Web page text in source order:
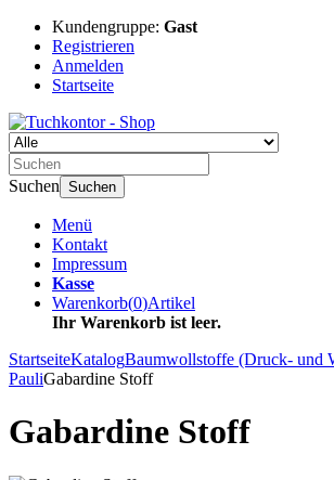
Kundengruppe: Gast
Registrieren
Anmelden
Startseite
Suchen Suchen
Menü
Kontakt
Impressum
Kasse
Warenkorb(0)Artikel
Ihr Warenkorb ist leer.
StartseiteKatalogBaumwollstoffe (Druck- und
PauliGabardine Stoff
Gabardine Stoff